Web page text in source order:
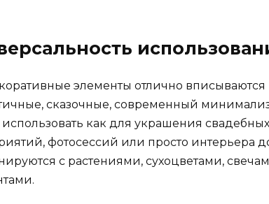
элементы отлично
сказочные, современный
как для украшения
фотосессий или просто интерьера
с растениями, сухоцветами,